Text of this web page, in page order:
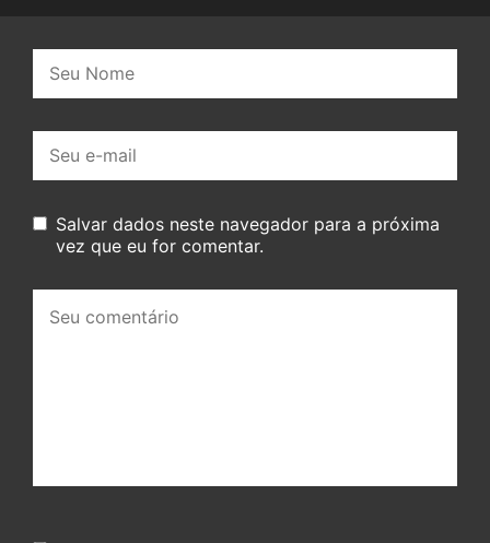
mail:
Salvar dados neste navegador para a próxima
vez que eu for comentar.
comentário: